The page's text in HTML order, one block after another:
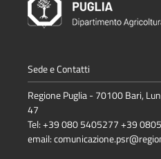
Sede e Contatti
Regione Puglia - 70100 Bari,
47
Tel: +39 080 5405277 +39
email: